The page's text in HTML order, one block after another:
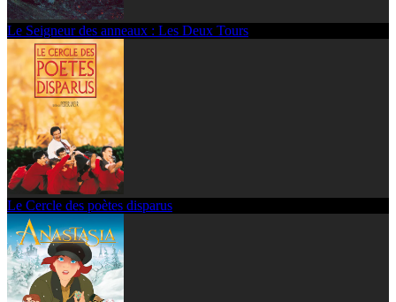
Le Seigneur des anneaux : Les Deux Tours
Le Cercle des poètes disparus